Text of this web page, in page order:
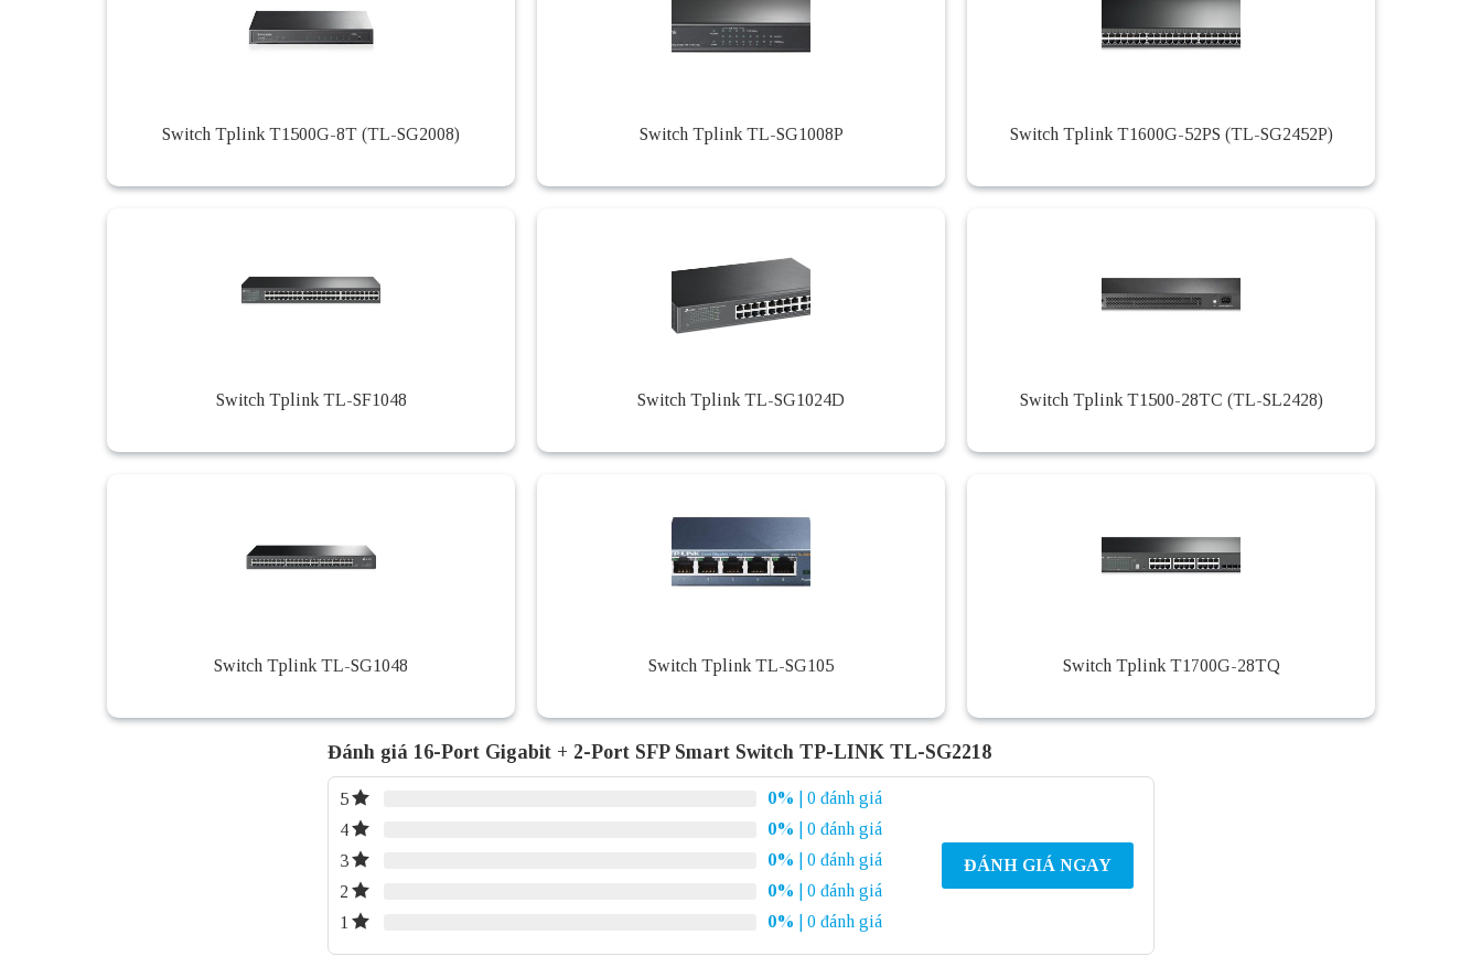
Switch Tplink T1500G-8T (TL-SG2008) Switch Tplink TL-SG1008P Switch Tplink T1600G-52PS (TL-SG2452P)
Switch Tplink TL-SF1048 Switch Tplink TL-SG1024D Switch Tplink T1500-28TC (TL-SL2428)
Switch Tplink TL-SG1048 Switch Tplink TL-SG105 Switch Tplink T1700G-28TQ
Đánh giá 16-Port Gigabit + 2-Port SFP Smart Switch TP-LINK TL-SG2218
5 0%
| 0 đánh giá
4
0%
| 0 đánh giá
3
0%
| 0 đánh giá
2
0%
| 0 đánh giá
1
0% | 0 đánh giá
ĐÁNH GIÁ NGAY